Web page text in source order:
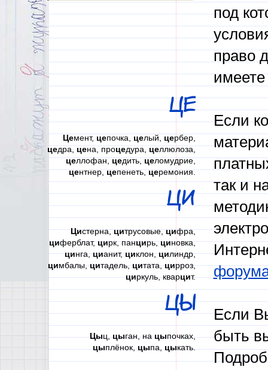
ЦЕ
Цемент, цепочка, целый, цербер,
цедра,цена, процедура,целлюлоза,
целлофан,цедить,целомудрие,
центнер,цепенеть,церемония.
ЦИ
Цистерна,цитрусовые,цифра,
циферблат,цирк, панцирь,циновка,
цинга,цианит,циклон,цилиндр,
цимбалы,цитадель,цитата,цирроз,
циркуль, кварцит.
ЦЫ
Цыц,цыган, нацыпочках,
цыплёнок,цыпа,цыкать.
под
право
Если
так и
Если
быть